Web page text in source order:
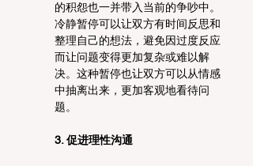
的积怨也一并带入当前的争吵中。
冷静暂停可以让双方有时间反思和
整理自己的想法，避免因过度反应
而让问题变得更加复杂或难以解
决。这种暂停也让双方可以从情感
中抽离出来，更加客观地看待问
题。
3. 促进理性沟通